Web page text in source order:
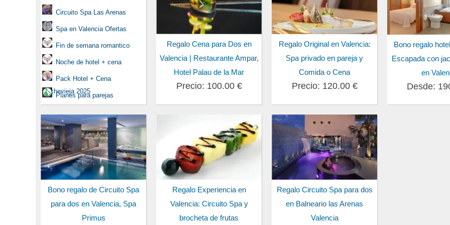
Circuito Spa Las Arenas
Spa en Valencia Ofertas
Fin de semana romantico
Noche de hotel + cena
Pack Hotel + Cena
Nochevieja 2025
Planes para parejas
Regalo Cena para Dos en
Valencia | Restaurante Ampar,
Hotel Palau de la Mar
Precio: 100.00 €
Regalo Original en Valencia:
Spa privado en pareja y
Comida o Cena
Precio: 120.00 €
Bono regalo
Escapada con
en
Desde:
Bono regalo de Circuito Spa
para dos en Valencia, Spa
Primus
Regalo Experiencia en
Valencia: Circuito Spa y
brocheta de frutas
Regalo Circuito Spa para dos
en Balneario las Arenas
Valencia